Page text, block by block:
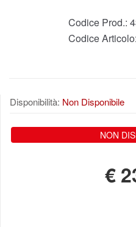
Codice Prod.:
Codice Articolo:
Disponibilità: Non Disponibile
NON
€